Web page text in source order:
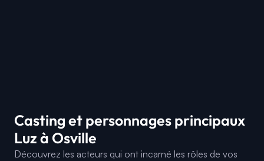
Casting et personnages principaux
Luz à Osville
Découvrez les acteurs qui ont incarné les rôles de vos